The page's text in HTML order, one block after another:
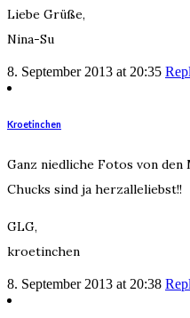
Liebe Grüße,
Nina-Su
8. September 2013 at 20:35
Kroetinchen
Ganz niedliche Fotos von den
Chucks sind ja herzalleliebst!!
GLG,
kroetinchen
8. September 2013 at 20:38